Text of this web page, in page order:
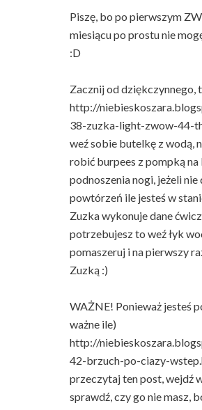
Piszę, bo po pierwszym
miesiącu po prostu nie
:D
Zacznij od dziękczynnego,
http://
38-zuzka-light-zwow-44-
weź sobie butelkę z wodą,
robić burpees z pompką na
podnoszenia nogi, jeżeli
powtórzeń ile jesteś w
Zuzka wykonuje dane
potrzebujesz to weź łyk
pomaszeruj i na pierwszy
Zuzką :)
WAŻNE! Ponieważ jesteś
ważne ile)
http://
42-brzuch-po-ciazy-
przeczytaj ten post, wejdź
sprawdź, czy go nie masz,